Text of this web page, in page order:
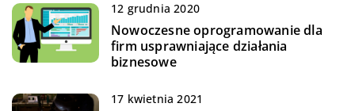
12 grudnia 2020
Nowoczesne oprogramowanie dla
firm usprawniające działania
biznesowe
17 kwietnia 2021